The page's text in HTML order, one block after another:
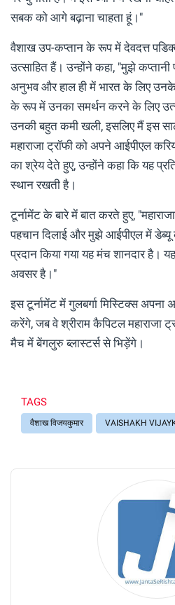
सबक को आगे बढ़ाना चाहता हूं।"
वैशाख उप-कप्तान के रूप में देवदत्त
उत्साहित हैं। उन्होंने कहा, "मुझे
अनुभव और हाल ही में भारत के लिए
के रूप में उनका समर्थन करने के लिए
उनकी बहुत कमी खली, इसलिए मैं इस
महाराजा ट्रॉफी को अपने आईपीएल
का श्रेय देते हुए, उन्होंने कहा कि यह
स्थान रखती है।
टूर्नामेंट के बारे में बात करते हुए,
पहचान दिलाई और मुझे आईपीएल में डेब्यू
प्रदान किया गया यह मंच शानदार है।
अवसर है।"
इस टूर्नामेंट में गुलबर्गा मिस्टिक्स
करेंगे, जब वे श्रीराम कैपिटल महाराजा
मैच में बेंगलुरु ब्लास्टर्स से भिड़ेंगे।
TAGS
वैशाख विजयकुमार VAISHAKH